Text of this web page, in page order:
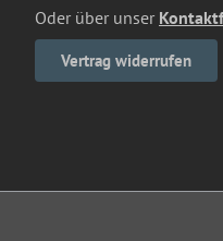
Oder über unser
Vertrag widerrufen